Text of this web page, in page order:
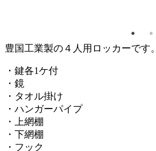
豊国工業製の４人用ロッカーです。
・鍵各1ケ付
・鏡
・タオル掛け
・ハンガーパイプ
・上網棚
・下網棚
・フック